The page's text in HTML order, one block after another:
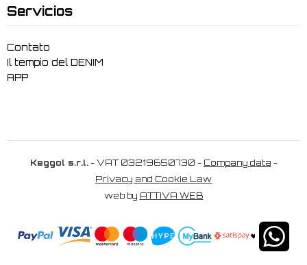
Servicios
Contato
Il tempio del DENIM
APP
Keggol s.r.l.- VAT 03219650730 - Company data -
Privacy and Cookie Law
web by ATTIVA WEB